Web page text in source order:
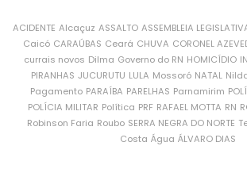
ACIDENTE Alcaçuz ASSALTO ASSEMBLEIA
Caicó CARAÚBAS Ceará CHUVA CORONEL
currais novos Dilma Governo do RN HOMICÍDIO
PIRANHAS JUCURUTU LULA Mossoró NATAL
Pagamento PARAÍBA PARELHAS Parnamirim
POLÍCIA MILITAR Política PRF RAFAEL MOTTA RN
Robinson Faria Roubo SERRA NEGRA DO NORTE
Costa Água ÁLVARO DIAS